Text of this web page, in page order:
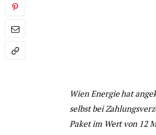
Wien Energie hat
selbst bei
Paket im Wert von 12